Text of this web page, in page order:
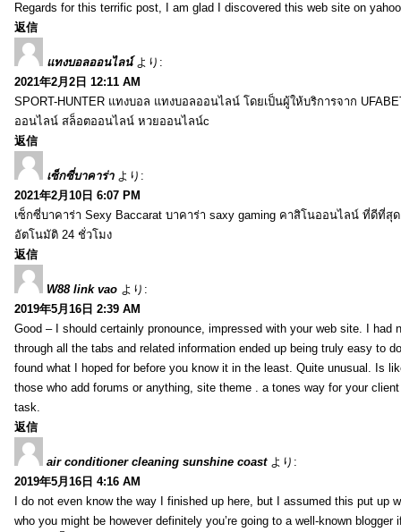
Regards for this terrific post, I am glad I discovered this web site on
返信
แทงบอลออนไลน์ より:
2021年2月2日 12:11 AM
SPORT-HUNTER แทงบอล แทงบอลออนไลน์ โดยเป็นผู้ให้บริการจาก
ออนไลน์ สล็อตออนไลน์ หวยออนไลน์c
返信
เซ็กซี่บาคาร่า より:
2021年2月10日 6:07 PM
เซ็กซี่บาคาร่า Sexy Baccarat บาคาร่า saxy gaming คาสิโนออนไลน์ ที่ดีที่สุ
อัตโนมัติ 24 ชั่วโมง
返信
W88 link vao より:
2019年5月16日 2:39 AM
Good – I should certainly pronounce, impressed with your web site. I had
through all the tabs and related information ended up being truly easy to
found what I hoped for before you know it in the least. Quite unusual. Is
those who add forums or anything, site theme . a tones way for your
task.
返信
air conditioner cleaning sunshine coast より:
2019年5月16日 4:16 AM
I do not even know the way I finished up here, but I assumed this put up
who you might be however definitely you’re going to a well-known blogger